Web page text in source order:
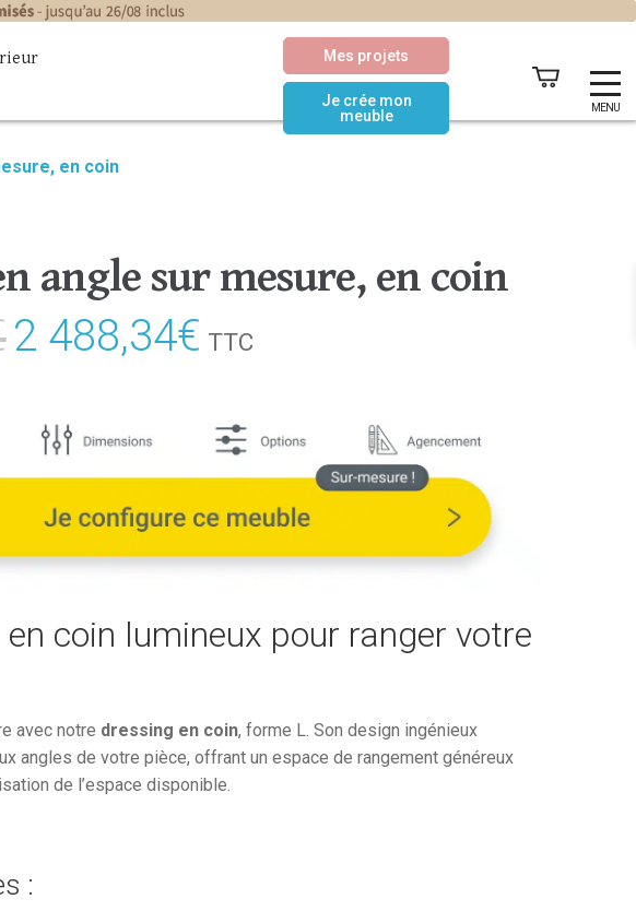
MENU
Mes projets
Je crée mon
meuble
en coin
angle sur mesure, en coin
Le
initial
était :
483,12€.
2 488,34€Le
actuel
est :
2
488,34€.
TTC
coin lumineux pour ranger votre
avec notre dressing en coin, forme L. Son design ingénieux
angles de votre pièce, offrant un espace de rangement généreux
de l’espace disponible.
: